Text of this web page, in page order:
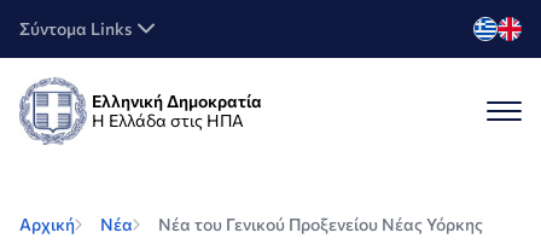
Σύντομα Links
Ελληνική Δημοκρατία
Η Ελλάδα στις ΗΠΑ
Αρχική Νέα Νέα του Γενικού Προξενείου Νέας Υόρκης